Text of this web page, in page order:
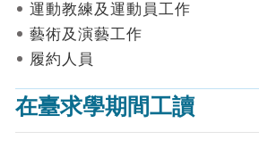
請
表
上
申
請
運動教練及運動員工作
藝術及演藝工作
履約人員
在臺求學期間工讀